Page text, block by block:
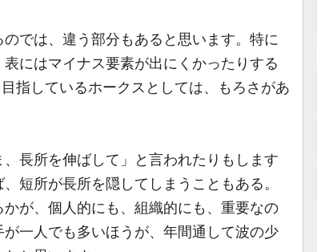
では、違う部分もあると思います。特に
にはマイナス要素が出にくかったりする
指しているホークスとしては、もろさがあ
長所を伸ばして」と言われたりもします
短所が長所を隠してしまうこともある。
が、個人的にも、組織的にも、重要なの
一人でも多いほうが、年間通して波の少